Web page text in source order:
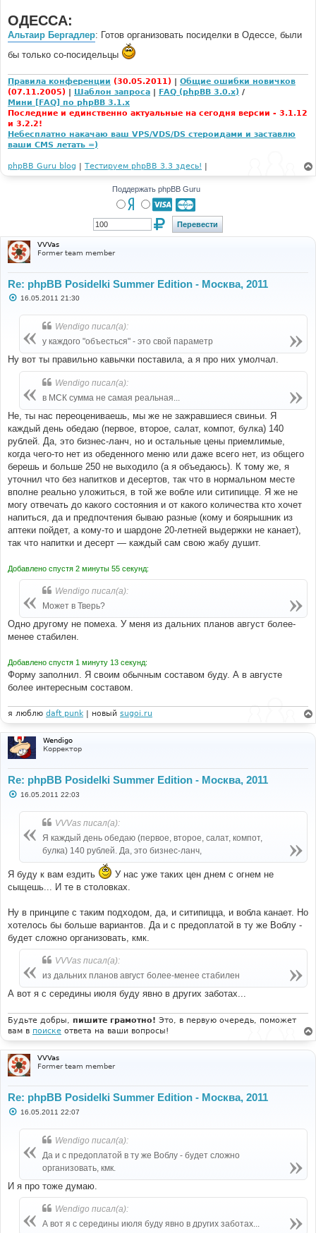
ОДЕССА:
Альтаир Бергадлер: Готов организовать посиделки в Одессе, были
бы только со-посидельцы
Правила конференции (30.05.2011) | Общие ошибки новичков
(07.11.2005) | Шаблон запроса | FAQ (phpBB 3.0.x) /
Мини [FAQ] по phpBB 3.1.x
Последние и единственно актуальные на сегодня версии - 3.1.12
и 3.2.2!
Небесплатно накачаю ваш VPS/VDS/DS стероидами и заставлю
ваши CMS летать =)
phpBB Guru blog | Тестируем phpBB 3.3 здесь! |
Поддержать phpBB Guru
VVVas
Former team member
Re: phpBB Posidelki Summer Edition - Москва, 2011
С
и
16.05.2011 21:30
Wendigo писал(а):
у каждого "объесться" - это свой параметр
Ну вот ты правильно кавычки поставила, а я про них умолчал.
Wendigo писал(а):
в МСК сумма не самая реальная...
Не, ты нас переоцениваешь, мы же не зажравшиеся свиньи. Я
каждый день обедаю (первое, второе, салат, компот, булка) 140
рублей. Да, это бизнес-ланч, но и остальные цены приемлимые,
когда чего-то нет из обеденного меню или даже всего нет, из общего
берешь и больше 250 не выходило (а я объедаюсь). К тому же, я
уточнил что без напитков и десертов, так что в нормальном месте
вполне реально уложиться, в той же вобле или ситипицце. Я же не
могу отвечать до какого состояния и от какого количества кто хочет
напиться, да и предпочтения бываю разные (кому и боярышник из
аптеки пойдет, а кому-то и шардоне 20-летней выдержки не канает),
так что напитки и десерт — каждый сам свою жабу душит.
Добавлено спустя 2 минуты 55 секунд:
Wendigo писал(а):
Может в Тверь?
Одно другому не помеха. У меня из дальних планов август более-
менее стабилен.
Добавлено спустя 1 минуту 13 секунд:
Форму заполнил. Я своим обычным составом буду. А в августе
более интересным составом.
я люблю daft punk | новый sugoi.ru
Wendigo
Корректор
Re: phpBB Posidelki Summer Edition - Москва, 2011
С
е
16.05.2011 22:03
VVVas писал(а):
Я каждый день обедаю (первое, второе, салат, компот,
булка) 140 рублей. Да, это бизнес-ланч,
Я буду к вам ездить
У нас уже таких цен днем с огнем не
сыщешь... И те в столовках.
Ну в принципе с таким подходом, да, и ситипицца, и вобла канает. Но
хотелось бы больше вариантов. Да и с предоплатой в ту же Воблу -
будет сложно организовать, кмк.
VVVas писал(а):
из дальних планов август более-менее стабилен
А вот я с середины июля буду явно в других заботах...
Будьте добры, пишите грамотно! Это, в первую очередь, поможет
вам в поиске ответа на ваши вопросы!
VVVas
Former team member
Re: phpBB Posidelki Summer Edition - Москва, 2011
С
е
16.05.2011 22:07
Wendigo писал(а):
Да и с предоплатой в ту же Воблу - будет сложно
организовать, кмк.
И я про тоже думаю.
Wendigo писал(а):
А вот я с середины июля буду явно в других заботах...